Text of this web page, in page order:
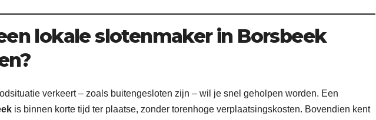
lokale slotenmaker in Borsbeek
verkeert – zoals buitengesloten zijn – wil je snel geholpen worden. Een
is binnen korte tijd ter plaatse, zonder torenhoge verplaatsingskosten. Bovendien kent